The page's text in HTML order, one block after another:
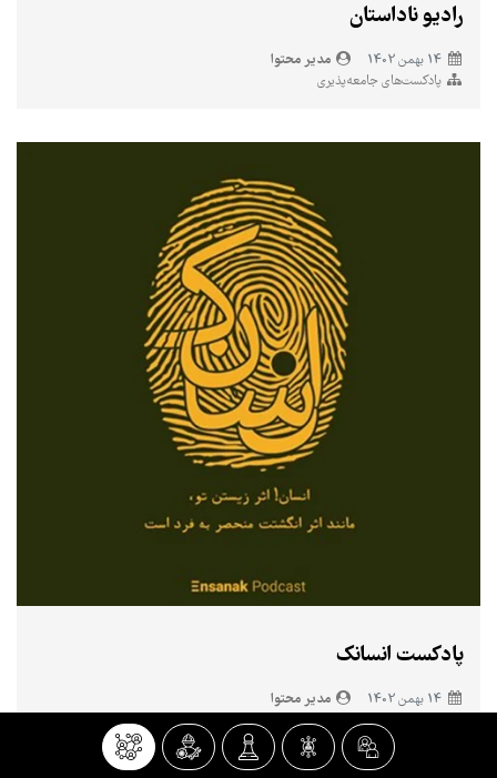
رادیو ناداستان
مدیر محتوا
پادکست‌های جامعه‌پذیری
پادکست انسانک
مدیر محتوا
پادکست‌های جامعه‌پذیری